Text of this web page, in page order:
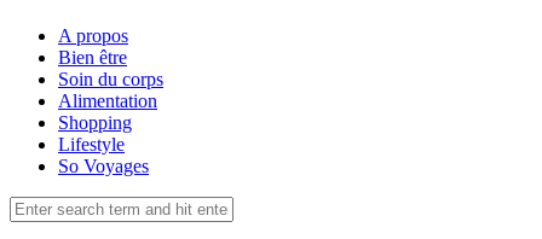
A propos
Bien être
Soin du corps
Alimentation
Shopping
Lifestyle
So Voyages